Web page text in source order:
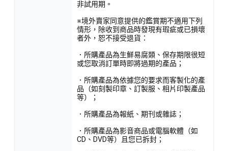
專為追求極致輕薄和完美保護的你而設計。採用強力磁吸技
術，完美支援各種 MagSafe 配件，讓你輕鬆享受無線充電和磁
吸體驗。手機殼採用精選材質，絨面觸感，給你帶來無與倫比
的舒適感。多種時尚顏色可選，滿足你的個性需求。
<產品資訊皆由跨境廠商提供， 產品資訊部分文字係由AI產出
翻譯內容僅供參考，相關說明應以實際產品標示資訊為準>
非試用期。
※境外賣家同意提供的鑑賞期不適用下列
情形，除收到商品時發現有瑕疵或已損壞
者外，恕不接受退貨：
．所購產品為生鮮易腐類、保存期限很短
或您取消訂單時即將過期的產品；
．所購產品為依據您的要求而客製化的產
品（如刻製印章、訂製服、相片印製產品
等）；
．所購產品為報紙、期刊或雜誌；
．所購產品為影音商品或電腦軟體（如
CD、DVD等）且您已拆封；